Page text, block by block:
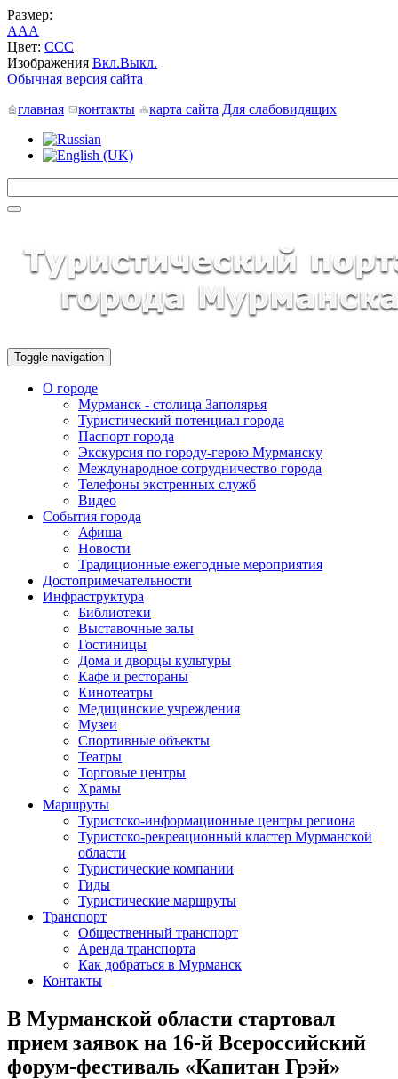
Размер:
AAA
Цвет: CCC
Изображения Вкл.Выкл.
Обычная версия сайта
главная
контакты карта сайта Для слабовидящих
Toggle navigation
О городе
Мурманск - столица Заполярья
Туристический потенциал города
Паспорт города
Экскурсия по городу-герою Мурманску
Международное сотрудничество города
Телефоны экстренных служб
Видео
События города
Афиша
Новости
Традиционные ежегодные мероприятия
Достопримечательности
Инфраструктура
Библиотеки
Выставочные залы
Гостиницы
Дома и дворцы культуры
Кафе и рестораны
Кинотеатры
Медицинские учреждения
Музеи
Спортивные объекты
Театры
Торговые центры
Храмы
Маршруты
Туристско-информационные центры региона
Туристско-рекреационный кластер Мурманской
области
Туристические компании
Гиды
Туристические маршруты
Транспорт
Общественный транспорт
Аренда транспорта
Как добраться в Мурманск
Контакты
В Мурманской области стартовал
прием заявок на 16-й Всероссийский
форум-фестиваль «Капитан Грэй»